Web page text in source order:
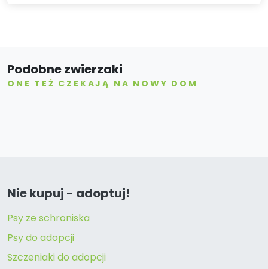
Podobne zwierzaki
ONE TEŻ CZEKAJĄ NA NOWY DOM
Nie kupuj - adoptuj!
Psy ze schroniska
Psy do adopcji
Szczeniaki do adopcji